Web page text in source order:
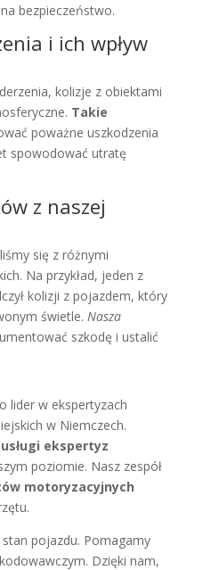
bezpieczeństwo.
i ich wpływ
kolizje z obiektami
Takie
poważne uszkodzenia
spowodować utratę
z naszej
się z różnymi
Na przykład, jeden z
kolizji z pojazdem, który
świetle. Nasza
szkodę i ustalić
lider w ekspertyzach
w Niemczech.
usługi ekspertyz
poziomie. Nasz zespół
motoryzacyjnych
stan pojazdu. Pomagamy
Dzięki nam,